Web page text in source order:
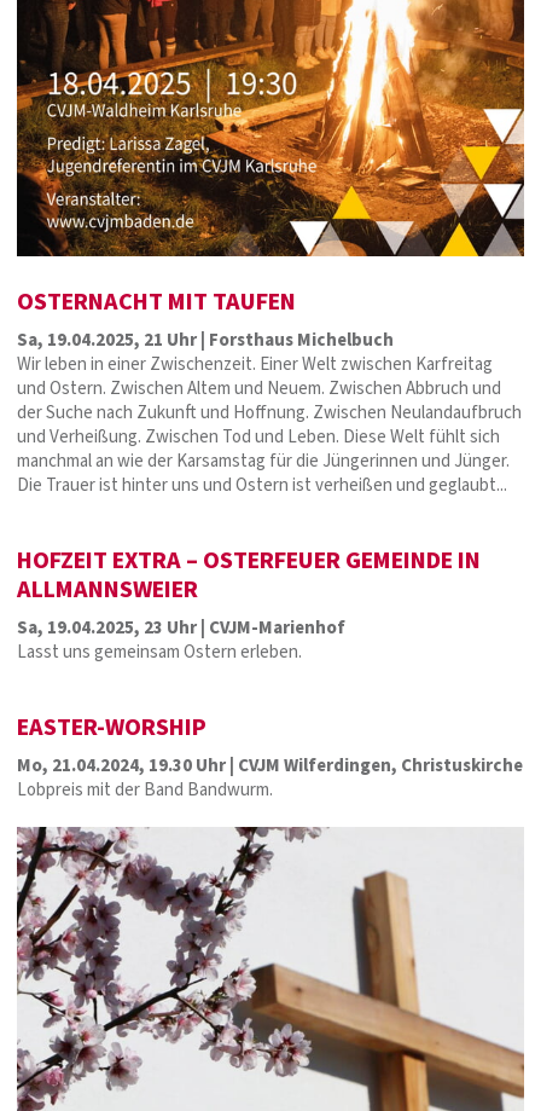
OSTERNACHT MIT TAUFEN
Sa, 19.04.2025, 21 Uhr | Forsthaus Michelbuch
Wir leben in einer Zwischenzeit. Einer Welt zwischen Karfreitag
und Ostern. Zwischen Altem und Neuem. Zwischen Abbruch und
der Suche nach Zukunft und Hoffnung. Zwischen Neulandaufbruch
und Verheißung. Zwischen Tod und Leben. Diese Welt fühlt sich
manchmal an wie der Karsamstag für die Jüngerinnen und Jünger.
Die Trauer ist hinter uns und Ostern ist verheißen und geglaubt...
HOFZEIT EXTRA – OSTERFEUER GEMEINDE IN
ALLMANNSWEIER
Sa, 19.04.2025, 23 Uhr | CVJM-Marienhof
Lasst uns gemeinsam Ostern erleben.
EASTER-WORSHIP
Mo, 21.04.2024, 19.30 Uhr | CVJM Wilferdingen, Christuskirche
Lobpreis mit der Band Bandwurm.